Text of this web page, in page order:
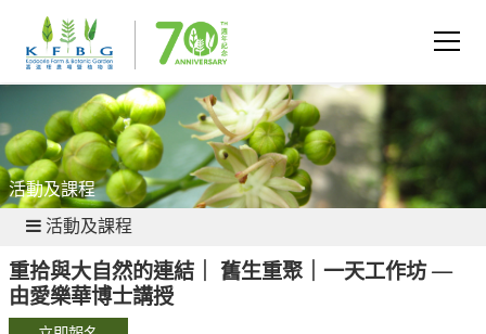
活動及課程
活動及課程
重拾與大自然的連結｜ 舊生重聚｜一天工作坊 —
由愛樂華博士講授